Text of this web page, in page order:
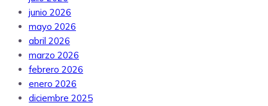
junio 2026
mayo 2026
abril 2026
marzo 2026
febrero 2026
enero 2026
diciembre 2025